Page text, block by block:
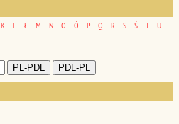
K L Ł M N O Ó P Q R S Ś T
U